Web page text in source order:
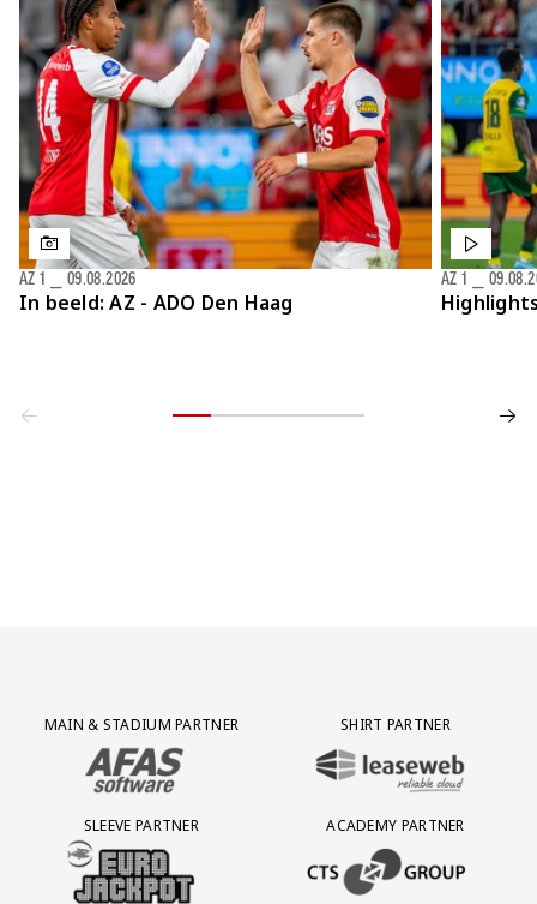
In beeld: AZ - ADO Den Haag
AZ 1 09.08.2026 AZ 1
Partner Logos Grid
MAIN & STADIUM PARTNER
BEZOEK ONZE MAIN & STADIUM PARTNER AFAS SOFTWARE
SHIRT PARTNER
BEZOEK ONZE SHIRT PARTNER
SLEEVE PARTNER
BEZOEK ONZE SLEEVE PARTNER EUROJACKPOT
ACADEMY PARTNER
BEZOEK ONZE ACADEMY